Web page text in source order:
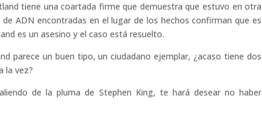
tiene una coartada firme que demuestra que estuvo en otra
ADN encontradas en el lugar de los hechos confirman que es
es un asesino y el caso está resuelto.
parece un buen tipo, un ciudadano ejemplar, ¿acaso tiene dos
la vez?
de la pluma de Stephen King, te hará desear no haber